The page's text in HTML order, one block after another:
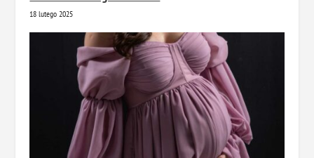
18 lutego 2025